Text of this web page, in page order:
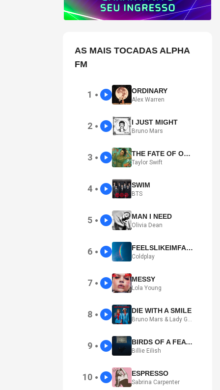
AS MAIS TOCADAS ALPHA
FM
1 ● ORDINARY
Alex Warren
2 ● I JUST MIGHT
Bruno Mars
3 ● THE FATE OF OPHELIA
Taylor Swift
4 ● SWIM
BTS
5 ● MAN I NEED
Olivia Dean
6 ● FEELSLIKEIMFALLINGINLOVE
Coldplay
7 ● MESSY
Lola Young
8 ● DIE WITH A SMILE
Bruno Mars & Lady Gaga
9 ● BIRDS OF A FEATHER
Billie Eilish
10 ● ESPRESSO
Sabrina Carpenter